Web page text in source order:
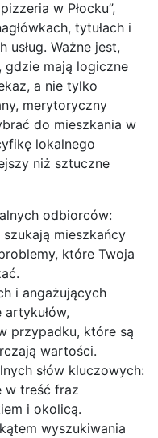
w Płocku”,
tytułach i
Ważne jest,
gdzie mają logiczne
a nie tylko
merytoryczny
do mieszkania w
lokalnego
niż sztuczne
odbiorców:
mieszkańcy
które Twoja
i angażujących
przypadku, które są
wartości.
słów kluczowych:
w treść fraz
i okolicą.
wyszukiwania